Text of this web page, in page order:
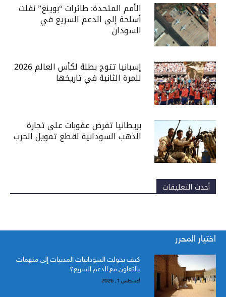
الأمم المتحدة: طائرات “بوينغ” نقلت
أسلحة إلى الدعم السريع في
السودان
إسبانيا تتوج بطلة لكأس العالم 2026
للمرة الثانية في تاريخها
بريطانيا تفرض عقوبات على تجارة
الذهب السودانية لقطع تمويل الحرب
أحدث التعليقات
اختيار المحرر
كيف تحولت السودانيات المدنيات إلى متهمات
بالتعاون مع الدعم السريع؟
أغسطس 1, 2026